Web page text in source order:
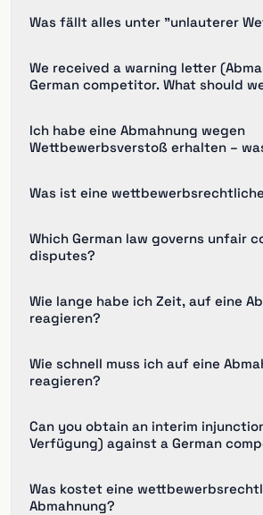
Was fällt alles unter "unlauterer
We received a warning letter
German competitor. What should
Ich habe eine Abmahnung wegen
Wettbewerbsverstoß erhalten –
Was ist eine
Which German law governs unfair
disputes?
Wie lange habe ich Zeit, auf eine
reagieren?
Wie schnell muss ich auf eine
reagieren?
Can you obtain an interim
Verfügung) against a German
Was kostet eine
Abmahnung?